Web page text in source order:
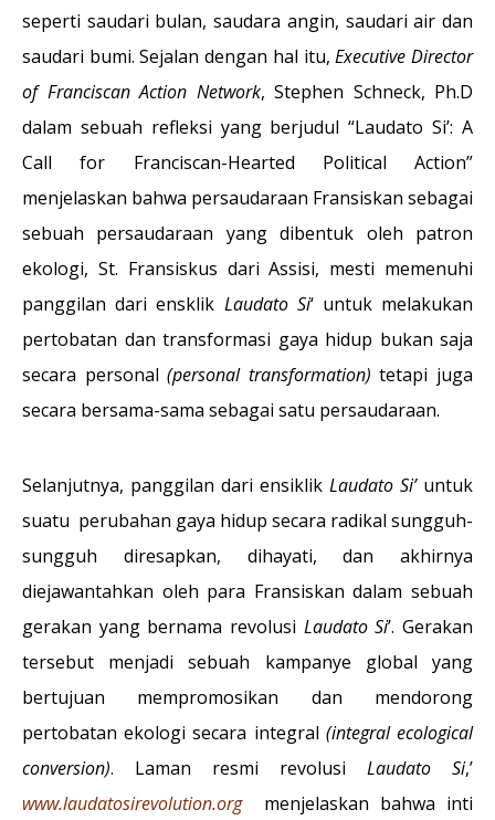
seperti saudari bulan, saudara angin, saudari air dan
saudari bumi. Sejalan dengan hal itu,Executive Director
of Franciscan Action Network, Stephen Schneck, Ph.D
dalam sebuah refleksi yang berjudul “Laudato Si’: A
Call for Franciscan-Hearted Political Action”
menjelaskan bahwa persaudaraan Fransiskan sebagai
sebuah persaudaraan yang dibentuk oleh patron
ekologi, St. Fransiskus dari Assisi, mesti memenuhi
panggilan dari ensklik Laudato Si‘ untuk melakukan
pertobatan dan transformasi gaya hidup bukan saja
secara personal(personal transformation)tetapi juga
secara bersama-sama sebagai satu persaudaraan.
Selanjutnya, panggilan dari ensiklik Laudato Si’ untuk
suatu perubahan gaya hidup secara radikal sungguh-
sungguh diresapkan, dihayati, dan akhirnya
diejawantahkan oleh para Fransiskan dalam sebuah
gerakan yang bernama revolusi Laudato Si’. Gerakan
tersebut menjadi sebuah kampanye global yang
bertujuan mempromosikan dan mendorong
pertobatan ekologi secara integral (integral ecological
conversion). Laman resmi revolusi Laudato Si,’
www.laudatosirevolution.orgmenjelaskan bahwa inti